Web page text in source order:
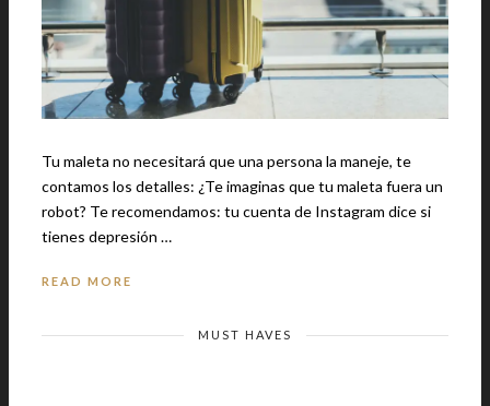
Tu maleta no necesitará que una persona la maneje, te
contamos los detalles: ¿Te imaginas que tu maleta fuera un
robot? Te recomendamos: tu cuenta de Instagram dice si
tienes depresión …
READ MORE
MUST HAVES